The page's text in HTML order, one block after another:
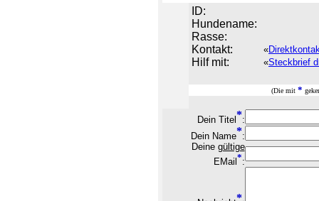
ID:
Hundename:
Rasse:
Kontakt:
«
Hilf mit: «Steckbrief
(Die mit *
Dein Titel *:
Dein Name*:
Deine gültige
EMail *:
*